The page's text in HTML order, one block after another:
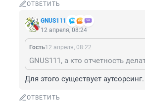
ОТВЕТИТЬ
GNUS111
12 апреля, 08:24
Гость12 апреля, 08:22
GNUS111, а кто отчетность
Для этого существует
ОТВЕТИТЬ